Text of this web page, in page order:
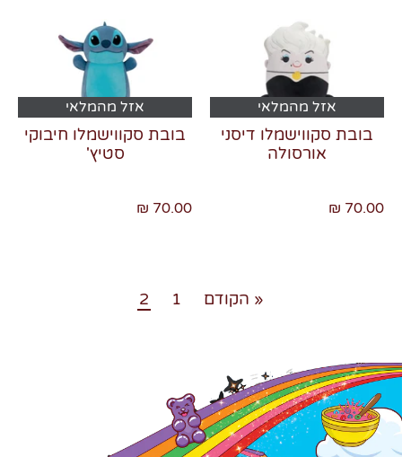
אזל מהמלאי
בובת סקווישמלו דיסני
אורסולה
70.00 ₪
אזל מהמלאי
בובת סקווישמלו חיבוקי
סטיץ'
70.00 ₪
« הקודם 1
2